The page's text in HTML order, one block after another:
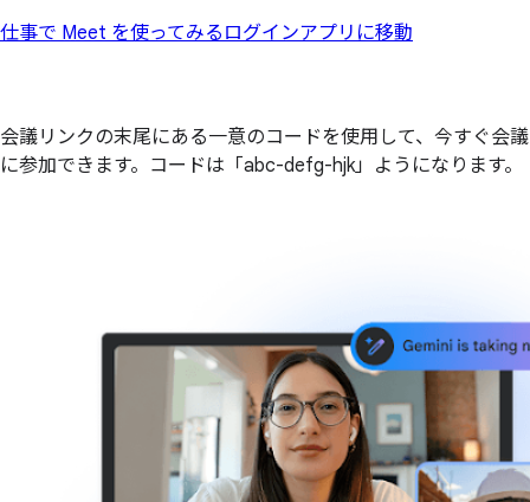
仕事で Meet を使ってみる ログインアプリに移動
会議リンクの末尾にある一意のコードを使用して、今すぐ会議
に参加できます。コードは「abc-defg-hjk」ようになります。